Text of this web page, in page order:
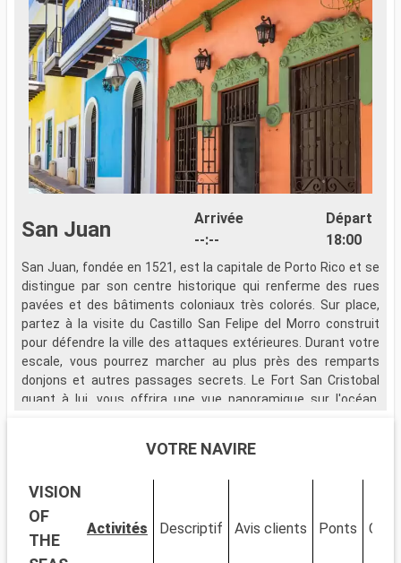
San Juan
Arrivée
--:--
Départ
18:00
San Juan, fondée en 1521, est la capitale de Porto Rico et se
distingue par son centre historique qui renferme des rues
pavées et des bâtiments coloniaux très colorés. Sur place,
partez à la visite du Castillo San Felipe del Morro construit
pour défendre la ville des attaques extérieures. Durant votre
escale, vous pourrez marcher au plus près des remparts
donjons et autres passages secrets. Le Fort San Cristobal
quant à lui, vous offrira une vue panoramique sur l'océan.
d'être utilisé par les dirigeants militaires américains.
VOTRE NAVIRE
VISION
OF
THE
Activités Descriptif Avis clients Ponts